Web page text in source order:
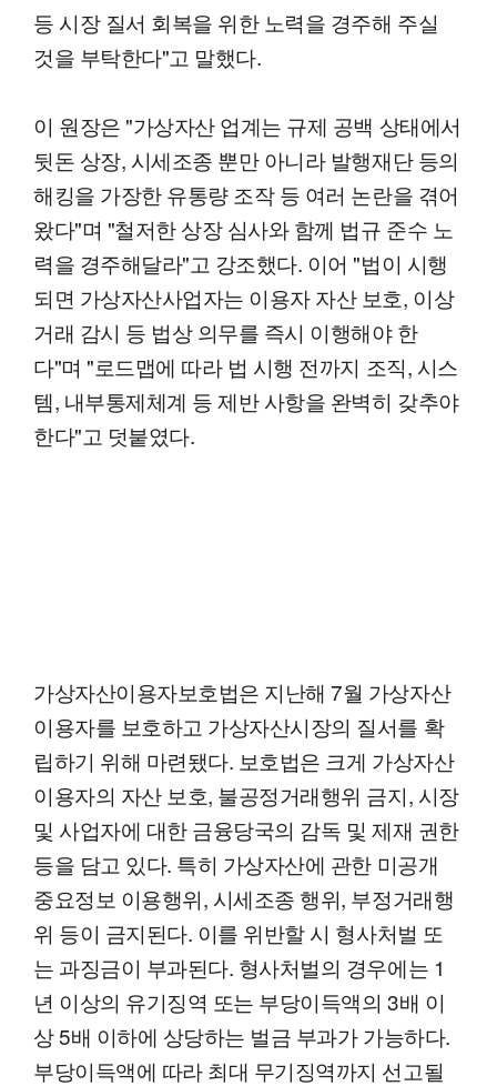
등 시장 질서 회복을 위한 노력을 경주해 주실
것을 부탁한다"고 말했다.
이 원장은 "가상자산 업계는 규제 공백 상태에서
뒷돈 상장, 시세조종 뿐만 아니라 발행재단 등의
해킹을 가장한 유통량 조작 등 여러 논란을 겪어
왔다"며 "철저한 상장 심사와 함께 법규 준수 노
력을 경주해달라"고 강조했다. 이어 "법이 시행
되면 가상자산사업자는 이용자 자산 보호, 이상
거래 감시 등 법상 의무를 즉시 이행해야 한
다"며 "로드맵에 따라 법 시행 전까지 조직, 시스
템, 내부통제체계 등 제반 사항을 완벽히 갖추야
한다"고 덧붙였다.
가상자산이용자보호법은 지난해 7월 가상자산
이용자를 보호하고 가상자산시장의 질서를 확
립하기 위해 마련됐다. 보호법은 크게 가상자산
이용자의 자산 보호, 불공정거래행위 금지, 시장
및 사업자에 대한 금융당국의 감독 및 제재 권한
등을 담고 있다. 특히 가상자산에 관한 미공개
중요정보 이용행위, 시세조종 행위, 부정거래행
위 등이 금지된다. 이를 위반할 시 형사처벌 또
는 과징금이 부과된다. 형사처벌의 경우에는 1
년 이상의 유기징역 또는 부당이득액의 3배 이
상 5배 이하에 상당하는 벌금 부과가 가능하다.
부당이득액에 따라 최대 무기징역까지 선고될